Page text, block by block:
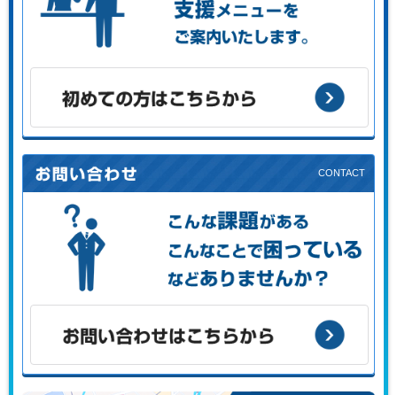
お客様の目的に応じた支援メニューをご案内します。
初めての方はこちらから
こんな課題がある、こんなことで困っている、などありませ
お問い合わせはこちらから